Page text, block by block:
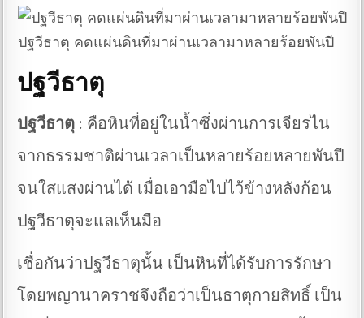
ปฐวีธาตุ คดแผ่นดินที่มาผ่านเวลามาหลายร้อยพันปี
ปฐวีธาตุ
ปฐวีธาตุ : คือหินที่อยู่ในน้ำซึ่งผ่านการเจียรไน
จากธรรมชาติผ่านเวลาเป็นหลายร้อยหลายพันปี
จนใสแสงผ่านได้ เมื่อเอามือไปไว้ข้างหลังก้อน
ปฐวีธาตุจะแลเห็นมือ
เชื่อกันว่าปฐวีธาตุนั้น เป็นหินที่ได้รับการรักษา
โดยพญานาคราชจึงถือว่าเป็นธาตุกายสิทธิ์ เป็น